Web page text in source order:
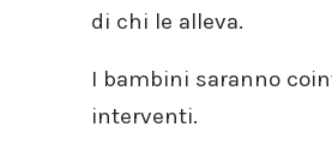
di chi le alleva.
I bambini saranno
interventi.